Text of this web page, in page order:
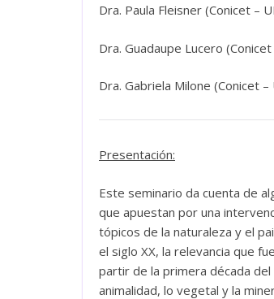
Dra. Paula Fleisner (Conicet –
Dra. Guadaupe Lucero (Conicet
Dra. Gabriela Milone (Conicet –
Presentación:
Este seminario da cuenta de
que apuestan por una
tópicos de la naturaleza y el
el siglo XX, la relevancia que
partir de la primera década
animalidad, lo vegetal y la